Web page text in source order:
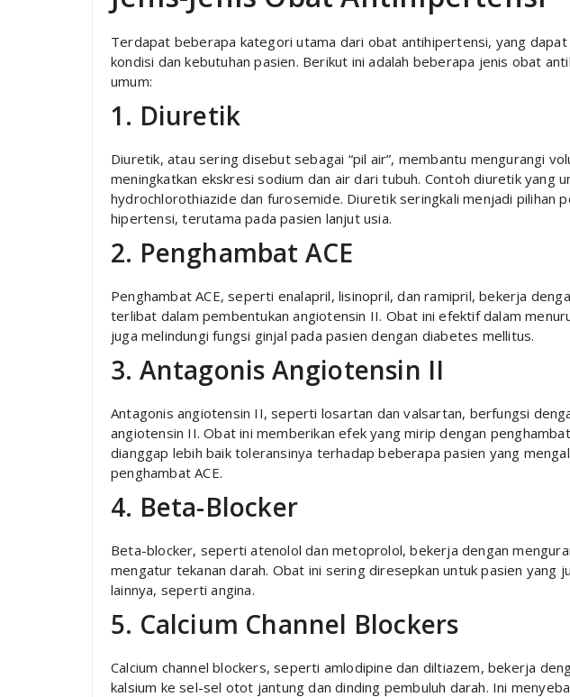
Terdapat beberapa kategori utama dari obat antihipertensi, yang dapat
kondisi dan kebutuhan pasien. Berikut ini adalah beberapa jenis obat
umum:
1. Diuretik
Diuretik, atau sering disebut sebagai “pil air”, membantu mengurangi
meningkatkan ekskresi sodium dan air dari tubuh. Contoh diuretik yang
hydrochlorothiazide dan furosemide. Diuretik seringkali menjadi pilihan
hipertensi, terutama pada pasien lanjut usia.
2. Penghambat ACE
Penghambat ACE, seperti enalapril, lisinopril, dan ramipril, bekerja
terlibat dalam pembentukan angiotensin II. Obat ini efektif dalam
juga melindungi fungsi ginjal pada pasien dengan diabetes mellitus.
3. Antagonis Angiotensin II
Antagonis angiotensin II, seperti losartan dan valsartan, berfungsi
angiotensin II. Obat ini memberikan efek yang mirip dengan
dianggap lebih baik toleransinya terhadap beberapa pasien yang
penghambat ACE.
4. Beta-Blocker
Beta-blocker, seperti atenolol dan metoprolol, bekerja dengan
mengatur tekanan darah. Obat ini sering diresepkan untuk pasien yang
lainnya, seperti angina.
5. Calcium Channel Blockers
Calcium channel blockers, seperti amlodipine dan diltiazem, bekerja
kalsium ke sel-sel otot jantung dan dinding pembuluh darah. Ini